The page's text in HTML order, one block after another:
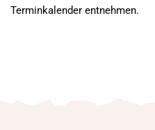
Terminkalender entnehmen.